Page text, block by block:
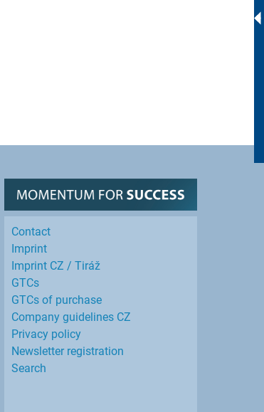
Contact
Imprint
Imprint CZ / Tiráž
GTCs
GTCs of purchase
Company guidelines CZ
Privacy policy
Newsletter registration
Search